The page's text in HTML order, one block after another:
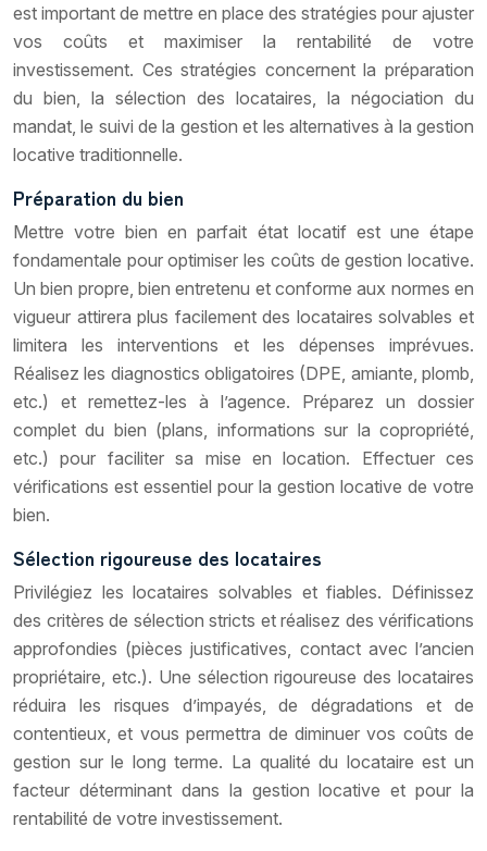
est important de mettre en place des stratégies pour ajuster
vos coûts et maximiser la rentabilité de votre
investissement. Ces stratégies concernent la préparation
du bien, la sélection des locataires, la négociation du
mandat, le suivi de la gestion et les alternatives à la gestion
locative traditionnelle.
Préparation du bien
Mettre votre bien en parfait état locatif est une étape
fondamentale pour optimiser les coûts de gestion locative.
Un bien propre, bien entretenu et conforme aux normes en
vigueur attirera plus facilement des locataires solvables et
limitera les interventions et les dépenses imprévues.
Réalisez les diagnostics obligatoires (DPE, amiante, plomb,
etc.) et remettez-les à l’agence. Préparez un dossier
complet du bien (plans, informations sur la copropriété,
etc.) pour faciliter sa mise en location. Effectuer ces
vérifications est essentiel pour la gestion locative de votre
bien.
Sélection rigoureuse des locataires
Privilégiez les locataires solvables et fiables. Définissez
des critères de sélection stricts et réalisez des vérifications
approfondies (pièces justificatives, contact avec l’ancien
propriétaire, etc.). Une sélection rigoureuse des locataires
réduira les risques d’impayés, de dégradations et de
contentieux, et vous permettra de diminuer vos coûts de
gestion sur le long terme. La qualité du locataire est un
facteur déterminant dans la gestion locative et pour la
rentabilité de votre investissement.